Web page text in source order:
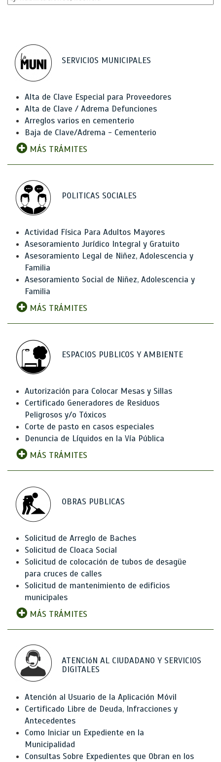
SERVICIOS MUNICIPALES
Alta de Clave Especial para Proveedores
Alta de Clave / Adrema Defunciones
Arreglos varios en cementerio
Baja de Clave/Adrema - Cementerio
MÁS TRÁMITES
POLITICAS SOCIALES
Actividad Física Para Adultos Mayores
Asesoramiento Jurídico Integral y Gratuito
Asesoramiento Legal de Niñez, Adolescencia y
Familia
Asesoramiento Social de Niñez, Adolescencia y
Familia
MÁS TRÁMITES
ESPACIOS PUBLICOS Y AMBIENTE
Autorización para Colocar Mesas y Sillas
Certificado Generadores de Residuos
Peligrosos y/o Tóxicos
Corte de pasto en casos especiales
Denuncia de Líquidos en la Vía Pública
MÁS TRÁMITES
OBRAS PUBLICAS
Solicitud de Arreglo de Baches
Solicitud de Cloaca Social
Solicitud de colocación de tubos de desagüe
para cruces de calles
Solicitud de mantenimiento de edificios
municipales
MÁS TRÁMITES
ATENCIóN AL CIUDADANO Y SERVICIOS
DIGITALES
Atención al Usuario de la Aplicación Móvil
Certificado Libre de Deuda, Infracciones y
Antecedentes
Como Iniciar un Expediente en la
Municipalidad
Consultas Sobre Expedientes que Obran en los